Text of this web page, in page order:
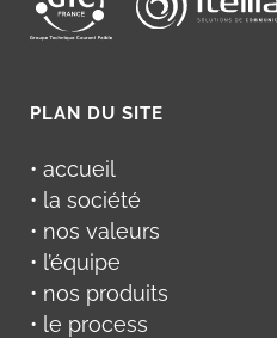
PLAN DU SITE
• accueil
• la société
• nos valeurs
• l’équipe
• nos produits
• le process